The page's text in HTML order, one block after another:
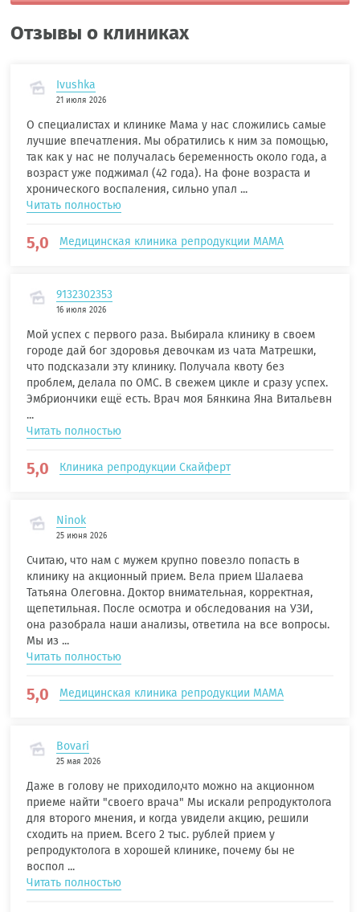
Отзывы о клиниках
Ivushka
21 июля 2026
О специалистах и клинике Мама у нас сложились самые
лучшие впечатления. Мы обратились к ним за помощью,
так как у нас не получалась беременность около года, а
возраст уже поджимал (42 года). На фоне возраста и
хронического воспаления, сильно упал ...
Читать полностью
5,0 Медицинская клиника репродукции МАМА
9132302353
16 июля 2026
Мой успех с первого раза. Выбирала клинику в своем
городе дай бог здоровья девочкам из чата Матрешки,
что подсказали эту клинику. Получала квоту без
проблем, делала по ОМС. В свежем цикле и сразу успех.
Эмбриончики ещё есть. Врач моя Бянкина Яна Витальевн
...
Читать полностью
5,0 Клиника репродукции Скайферт
Ninok
25 июня 2026
Считаю, что нам с мужем крупно повезло попасть в
клинику на акционный прием. Вела прием Шалаева
Татьяна Олеговна. Доктор внимательная, корректная,
щепетильная. После осмотра и обследования на УЗИ,
она разобрала наши анализы, ответила на все вопросы.
Мы из ...
Читать полностью
5,0 Медицинская клиника репродукции МАМА
Bovari
25 мая 2026
Даже в голову не приходило,что можно на акционном
приеме найти "своего врача" Мы искали репродуктолога
для второго мнения, и когда увидели акцию, решили
сходить на прием. Всего 2 тыс. рублей прием у
репродуктолога в хорошей клинике, почему бы не
воспол ...
Читать полностью